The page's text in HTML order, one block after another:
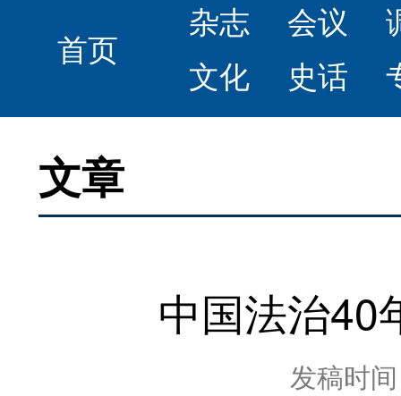
首页
杂志 会议
文化
史话
文章
中国法治40
发稿时